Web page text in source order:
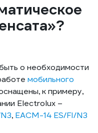
о необходимости
мобильного
к примеру,
Electrolux –
, EACM-14 ES/FI/N3